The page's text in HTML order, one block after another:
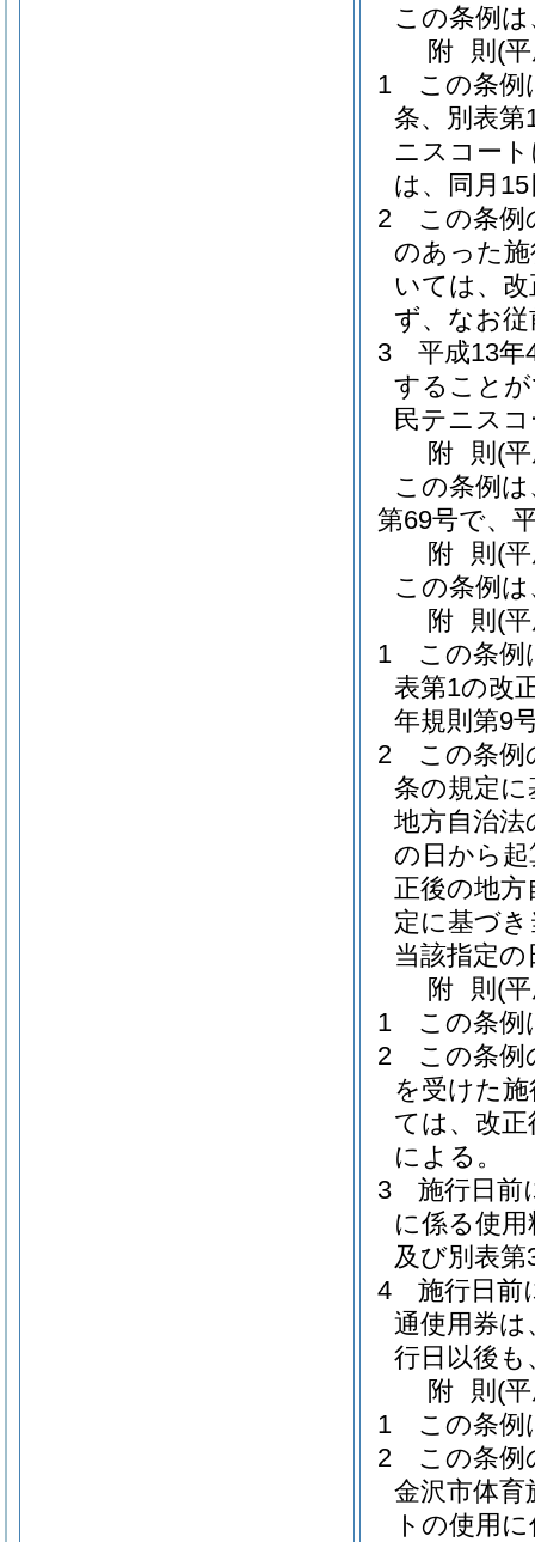
この条例
附 則 (
1
この条例
条、別表第
ニスコー
は、同月
2
この条例
のあった
いては、
ず、なお
3
平成13年
すること
民テニス
附 則 (
この条例
第69号で、
附 則 (
この条例
附 則 (
1
この条例
表第1の改
年規則第9
2
この条例
条の規定
地方自治
の日から
正後の地方
定に基づ
当該指定の
附 則 (
1
この条例
2
この条例
を受けた
ては、改
による。
3
施行日前
に係る使
及び別表
4
施行日前
通使用券
行日以後
附 則 (
1
この条例
2
この条例
金沢市体
トの使用